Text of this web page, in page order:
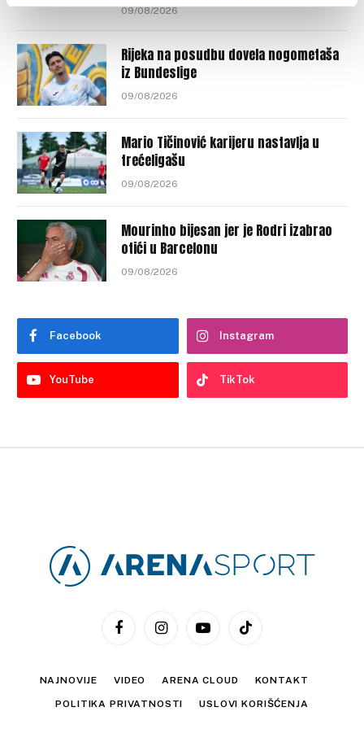
09/08/2026
Rijeka na posudbu dovela nogometaša
iz Bundeslige
09/08/2026
Mario Tičinović karijeru nastavlja u
trećeligašu
09/08/2026
Mourinho bijesan jer je Rodri izabrao
otići u Barcelonu
09/08/2026
Facebook Instagram
YouTube TikTok
FacebookInstagramYouTubeTikTok
NAJNOVIJE VIDEO ARENA CLOUD KONTAKT
POLITIKA PRIVATNOSTI USLOVI KORIŠĆENJA